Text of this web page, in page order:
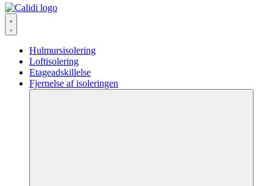
Hulmursisolering
Loftisolering
Etageadskillelse
Fjernelse af isoleringen